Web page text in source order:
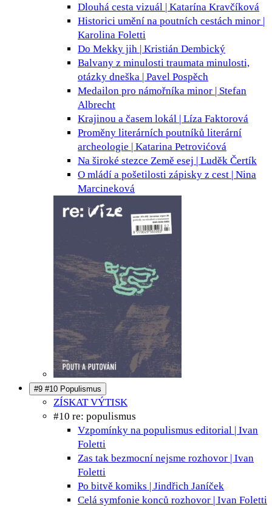
Dlouhá cesta vizuál | Katarína Kravčíková
Historici umění na poutních cestách minor |
Karolina Foletti
Do Mekky jih | Kristián Dembický
Balvany z minulosti traumata minulosti,
otázky dneška | Pavel Pospěch
Medailon pro námořníka minor | Stefan
Albrecht
Krajinou a časem lokál | Líza Faktorová
Proměny literárních poutníků literární
archeologie | Katarina Petrovićová
Na široké stezce Země esej | Luděk Čertík
O mládí a pošetilosti zápisky z cest | Nina
Marcineková
#9 #10 Populismus
ZÍSKAT VÝTISK
#10 re: populismus
Vzpomínky na populismus editorial | Ivan
Foletti
Zas tak bezmocní nejsme rozhovor | Ivan
Foletti
Po bitvě komiks | Jindřich Janíček
Celá symfonie konců rozhovor | Ivan Foletti